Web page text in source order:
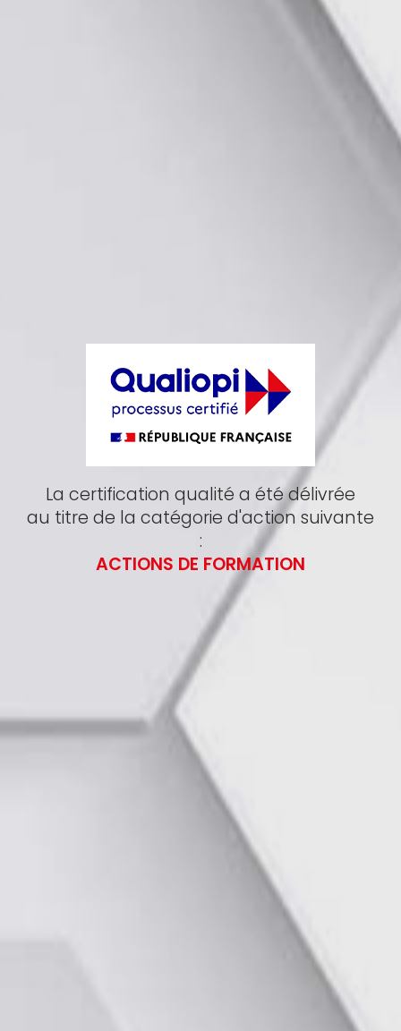
La certification qualité a été délivrée
au titre de la catégorie d'action suivante
:
ACTIONS DE FORMATION